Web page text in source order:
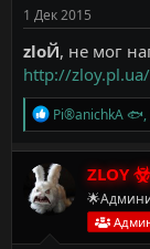
1 Дек 2015
zloЙ, не мог
http://
Р
е
а
к
ц
и
и
Pi®anichkA 🐟,
ZLOY